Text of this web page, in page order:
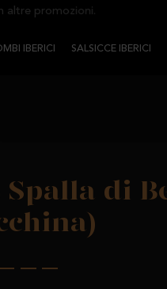
promozioni. I
IBERICI SALSICCE IBERICI
Spalla di